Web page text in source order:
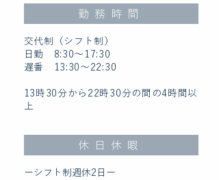
勤務時間
交代制（シフト制）
日勤 8:30〜17:30
遅番 13:30〜22:30
13時30分から22時30分の間の4時間以
上
休日休暇
ーシフト制週休2日ー